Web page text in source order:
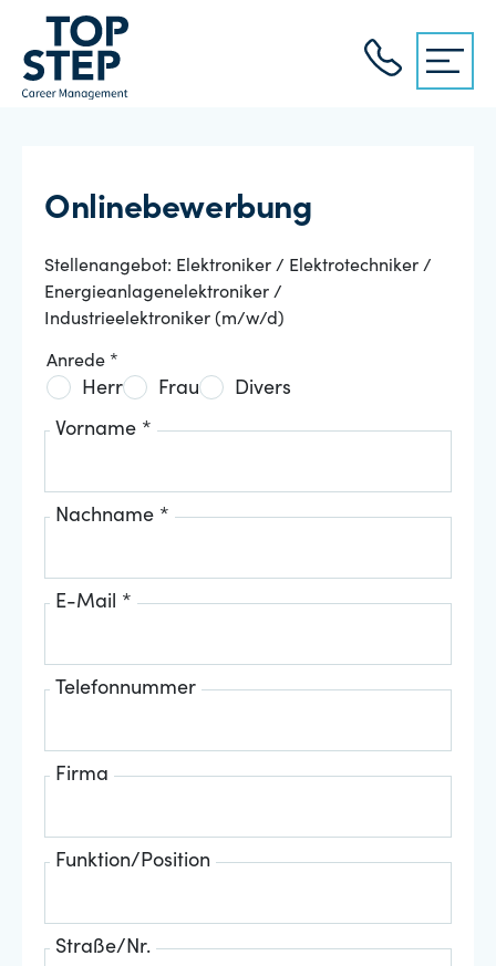
Onlinebewerbung
Stellenangebot: Elektroniker / Elektrotechniker /
Energieanlagenelektroniker /
Industrieelektroniker (m/w/d)
Anrede *
Herr Frau Divers
Vorname *
Nachname *
E-Mail *
Telefonnummer
Firma
Funktion/Position
Straße/Nr.